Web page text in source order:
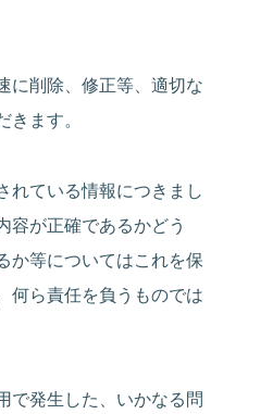
に削除、修正等、適切な
きます。
れている情報につきまし
容が正確であるかどう
か等についてはこれを保
何ら責任を負うものでは
で発生した、いかなる問